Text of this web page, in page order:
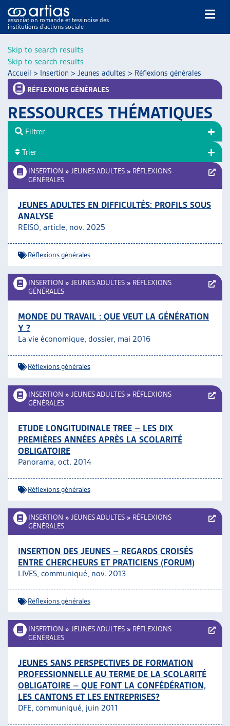
Skip to search results
Skip to search results
association romande et tessinoise des
institutions d’actions sociale
NOS PUBLICATIONS
DOSSIERS DU MOIS
VEILLE
RESSOURCES
GUIDE SOCIAL ROMAND
AUTRES
L’ASSOCIATION
JOURNÉES D’AUTOMNE
Accueil > Insertion > Jeunes adultes > Réflexions générales
RÉFLEXIONS GÉNÉRALES
RESSOURCES THÉMATIQUES
INSERTION » JEUNES ADULTES » RÉFLEXIONS
GÉNÉRALES
JEUNES ADULTES EN DIFFICULTÉS: PROFILS SOUS
ANALYSE
REISO, article, nov. 2025
Réflexions générales
INSERTION » JEUNES ADULTES » RÉFLEXIONS
GÉNÉRALES
MONDE DU TRAVAIL : QUE VEUT LA GÉNÉRATION
Y ?
La vie économique, dossier, mai 2016
Réflexions générales
INSERTION » JEUNES ADULTES » RÉFLEXIONS
GÉNÉRALES
ETUDE LONGITUDINALE TREE – LES DIX
PREMIÈRES ANNÉES APRÈS LA SCOLARITÉ
OBLIGATOIRE
Panorama, oct. 2014
Réflexions générales
INSERTION » JEUNES ADULTES » RÉFLEXIONS
GÉNÉRALES
INSERTION DES JEUNES – REGARDS CROISÉS
ENTRE CHERCHEURS ET PRATICIENS (FORUM)
LIVES, communiqué, nov. 2013
Réflexions générales
INSERTION » JEUNES ADULTES » RÉFLEXIONS
GÉNÉRALES
JEUNES SANS PERSPECTIVES DE FORMATION
PROFESSIONNELLE AU TERME DE LA SCOLARITÉ
OBLIGATOIRE – QUE FONT LA CONFÉDÉRATION,
LES CANTONS ET LES ENTREPRISES?
DFE, communiqué, juin 2011
Filtrer
Trier